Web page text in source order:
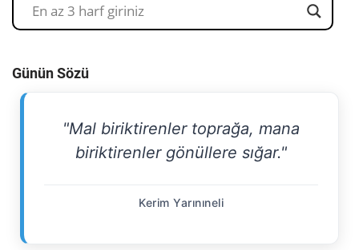
Günün Sözü
"Mal biriktirenler toprağa, mana
biriktirenler gönüllere sığar."
Kerim Yarınıneli